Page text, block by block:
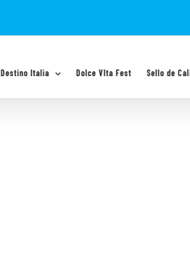
Destino Italia Dolce VIta Fest Sello de